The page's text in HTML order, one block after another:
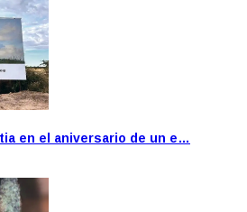
en el aniversario de un e…